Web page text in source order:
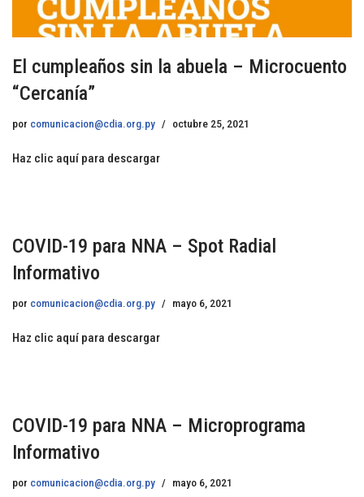
El cumpleaños sin la abuela – Microcuento
“Cercanía”
por comunicacion@cdia.org.py octubre 25, 2021
Haz clic aquí para descargar
COVID-19 para NNA – Spot Radial
Informativo
por comunicacion@cdia.org.py mayo 6, 2021
Haz clic aquí para descargar
COVID-19 para NNA – Microprograma
Informativo
por comunicacion@cdia.org.py mayo 6, 2021